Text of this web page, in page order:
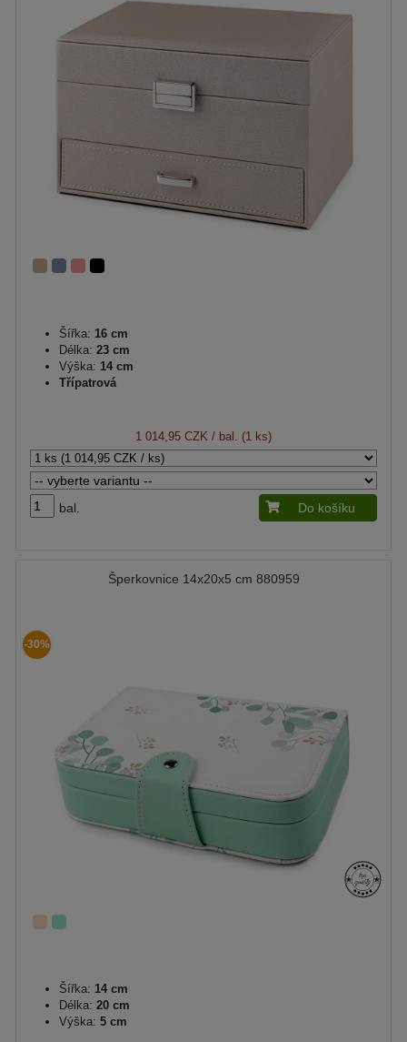
Šířka: 16 cm
Délka: 23 cm
Výška: 14 cm
Třípatrová
1 014,95 CZK / bal. (1 ks)
bal. Do košíku
Šperkovnice 14x20x5 cm 880959
-30%
Šířka: 14 cm
Délka: 20 cm
Výška: 5 cm